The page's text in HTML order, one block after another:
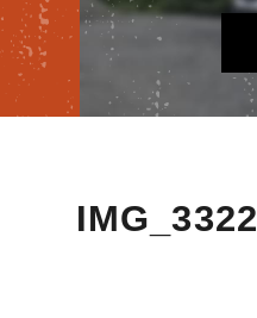
IMG_3322